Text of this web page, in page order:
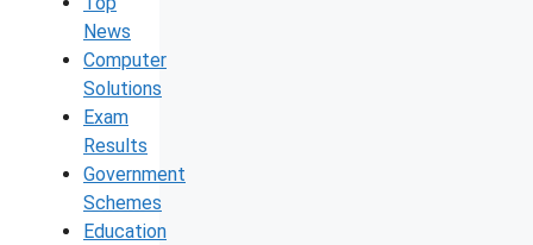
News
Computer
Solutions
Exam
Results
Government
Schemes
Education